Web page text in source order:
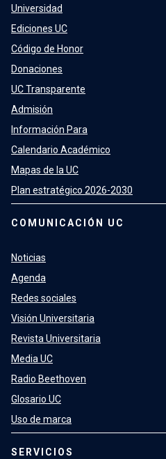
Universidad
Ediciones UC
Código de Honor
Donaciones
UC Transparente
Admisión
Información Para
Calendario Académico
Mapas de la UC
Plan estratégico 2026-2030
COMUNICACIÓN UC
Noticias
Agenda
Redes sociales
Visión Universitaria
Revista Universitaria
Media UC
Radio Beethoven
Glosario UC
Uso de marca
SERVICIOS